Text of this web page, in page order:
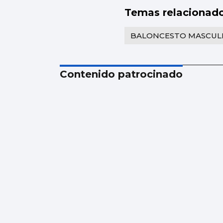
Temas
BALONCESTO
Contenido patrocinado